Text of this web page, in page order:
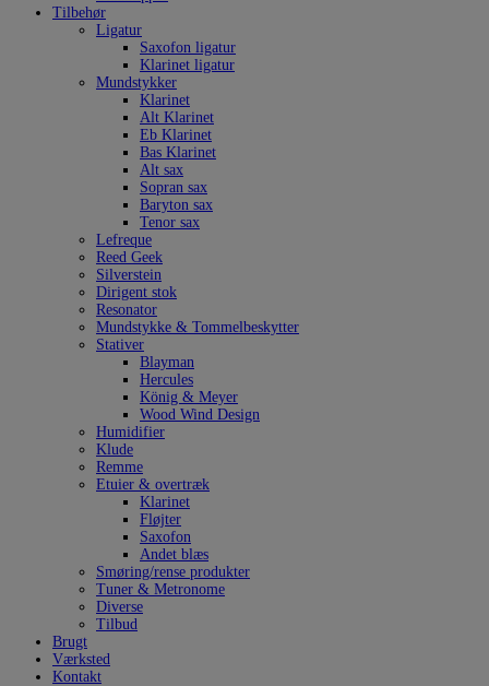
Tilbehør
Ligatur
Saxofon ligatur
Klarinet ligatur
Mundstykker
Klarinet
Alt Klarinet
Eb Klarinet
Bas Klarinet
Alt sax
Sopran sax
Baryton sax
Tenor sax
Lefreque
Reed Geek
Silverstein
Dirigent stok
Resonator
Mundstykke & Tommelbeskytter
Stativer
Blayman
Hercules
König & Meyer
Wood Wind Design
Humidifier
Klude
Remme
Etuier & overtræk
Klarinet
Fløjter
Saxofon
Andet blæs
Smøring/rense produkter
Tuner & Metronome
Diverse
Tilbud
Brugt
Værksted
Kontakt